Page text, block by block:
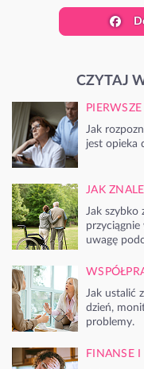
CZYTAJ
PIERWSZE
Jak
jest opieka
JAK
Jak szybko
uwagę
Jak ustalić
dzień,
problemy.
FINANSE I